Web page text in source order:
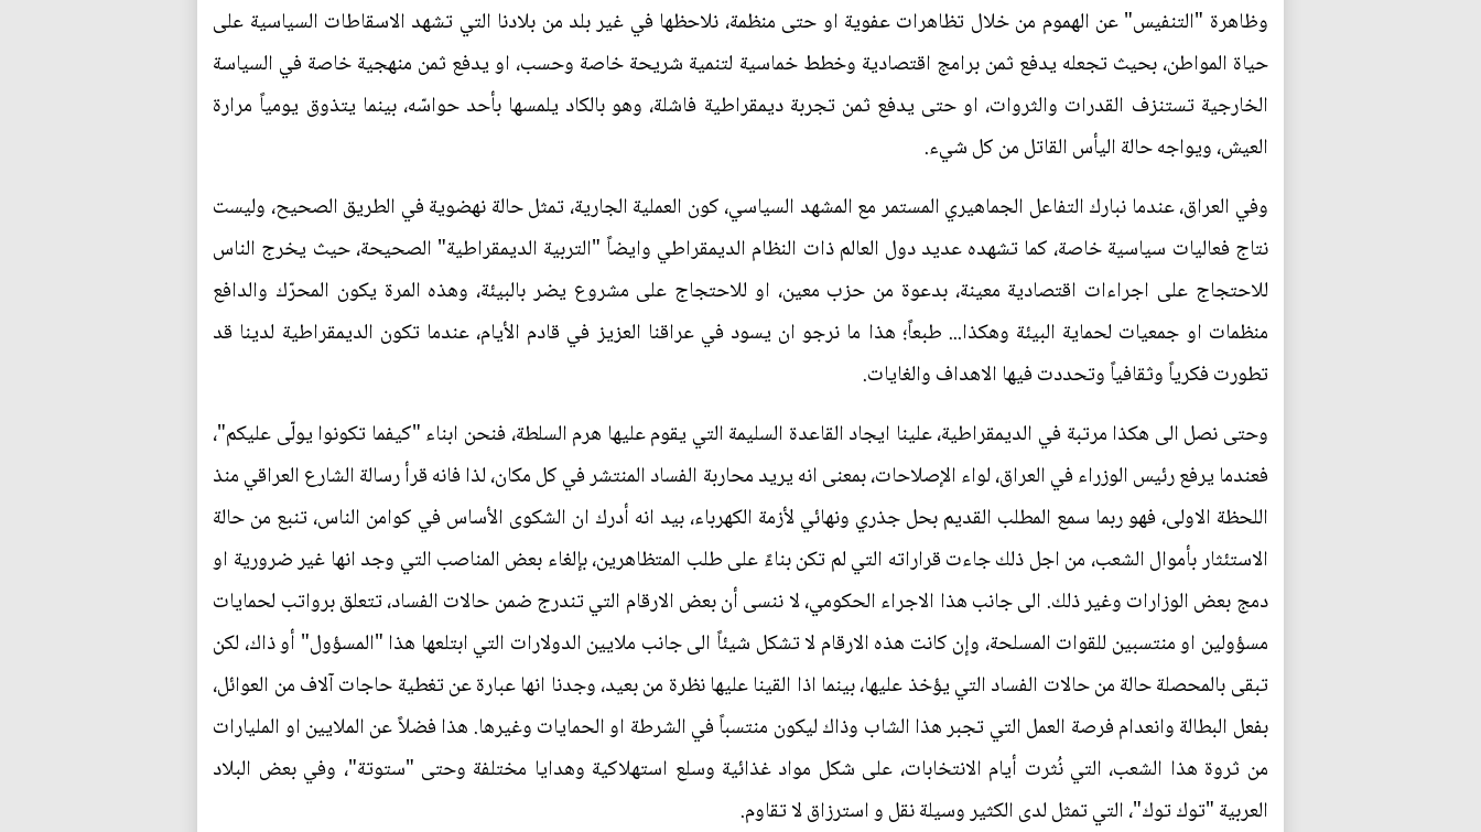
وظاهرة "التنفيس" عن الهموم من خلال تظاهرات عفوية او حتى منظمة، نلاحظها في غير بلد من بلادنا التي تشهد الاسقاطات السياسية على
حياة المواطن، بحيث تجعله يدفع ثمن برامج اقتصادية وخطط خماسية لتنمية شريحة خاصة وحسب، او يدفع ثمن منهجية خاصة في السياسة
الخارجية تستنزف القدرات والثروات، او حتى يدفع ثمن تجربة ديمقراطية فاشلة، وهو بالكاد يلمسها بأحد حواسّه، بينما يتذوق يومياً مرارة
العيش، ويواجه حالة اليأس القاتل من كل شيء.
وفي العراق، عندما نبارك التفاعل الجماهيري المستمر مع المشهد السياسي، كون العملية الجارية، تمثل حالة نهضوية في الطريق الصحيح، وليست
نتاج فعاليات سياسية خاصة، كما تشهده عديد دول العالم ذات النظام الديمقراطي وايضاً "التربية الديمقراطية" الصحيحة، حيث يخرج الناس
للاحتجاج على اجراءات اقتصادية معينة، بدعوة من حزب معين، او للاحتجاج على مشروع يضر بالبيئة، وهذه المرة يكون المحرّك والدافع
منظمات او جمعيات لحماية البيئة وهكذا... طبعاً؛ هذا ما نرجو ان يسود في عراقنا العزيز في قادم الأيام، عندما تكون الديمقراطية لدينا قد
تطورت فكرياً وثقافياً وتحددت فيها الاهداف والغايات.
وحتى نصل الى هكذا مرتبة في الديمقراطية، علينا ايجاد القاعدة السليمة التي يقوم عليها هرم السلطة، فنحن ابناء "كيفما تكونوا يولّى عليكم"،
فعندما يرفع رئيس الوزراء في العراق، لواء الإصلاحات، بمعنى انه يريد محاربة الفساد المنتشر في كل مكان، لذا فانه قرأ رسالة الشارع العراقي منذ
اللحظة الاولى، فهو ربما سمع المطلب القديم بحل جذري ونهائي لأزمة الكهرباء، بيد انه أدرك ان الشكوى الأساس في كوامن الناس، تنبع من حالة
الاستئثار بأموال الشعب، من اجل ذلك جاءت قراراته التي لم تكن بناءً على طلب المتظاهرين، بإلغاء بعض المناصب التي وجد انها غير ضرورية او
دمج بعض الوزارات وغير ذلك. الى جانب هذا الاجراء الحكومي، لا ننسى أن بعض الارقام التي تندرج ضمن حالات الفساد، تتعلق برواتب لحمايات
مسؤولين او منتسبين للقوات المسلحة، وإن كانت هذه الارقام لا تشكل شيئاً الى جانب ملايين الدولارات التي ابتلعها هذا "المسؤول" أو ذاك، لكن
تبقى بالمحصلة حالة من حالات الفساد التي يؤخذ عليها، بينما اذا القينا عليها نظرة من بعيد، وجدنا انها عبارة عن تغطية حاجات آلاف من العوائل،
بفعل البطالة وانعدام فرصة العمل التي تجبر هذا الشاب وذاك ليكون منتسباً في الشرطة او الحمايات وغيرها. هذا فضلاً عن الملايين او المليارات
من ثروة هذا الشعب، التي نُثرت أيام الانتخابات، على شكل مواد غذائية وسلع استهلاكية وهدايا مختلفة وحتى "ستوتة"، وفي بعض البلاد
العربية "توك توك"، التي تمثل لدى الكثير وسيلة نقل و استرزاق لا تقاوم.